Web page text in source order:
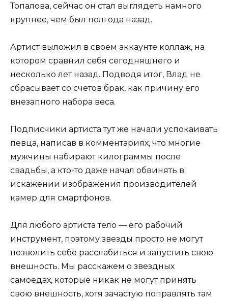
Топалова, сейчас он стал выглядеть намного
крупнее, чем был полгода назад.
Артист выложил в своем аккаунте коллаж, на
котором сравнил себя сегодняшнего и
несколько лет назад. Подводя итог, Влад не
сбрасывает со счетов брак, как причину его
внезапного набора веса.
Подписчики артиста тут же начали успокаивать
певца, написав в комментариях, что многие
мужчины набирают килограммы после
свадьбы, а кто-то даже начал обвинять в
искажении изображения производителей
камер для смартфонов.
Для любого артиста тело — его рабочий
инструмент, поэтому звезды просто не могут
позволить себе расслабиться и запустить свою
внешность. Мы расскажем о звездных
самоедах, которые никак не могут принять
свою внешность, хотя зачастую поправлять там